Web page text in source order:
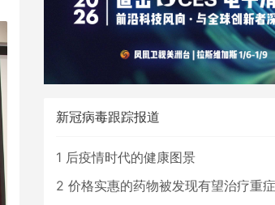
新冠病毒跟踪报道
1 后疫情时代的健康图景
2 价格实惠的药物被发现有望治疗重症